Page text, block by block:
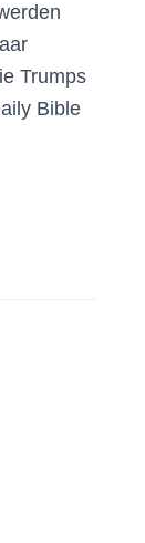
Trumps
Bible